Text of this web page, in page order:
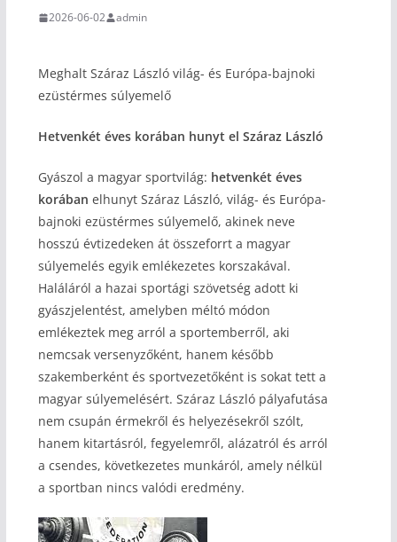
2026-06-02 admin
Meghalt Száraz László világ- és Európa-bajnoki
ezüstérmes súlyemelő
Hetvenkét éves korában hunyt el Száraz László
Gyászol a magyar sportvilág: hetvenkét éves
korában elhunyt Száraz László, világ- és Európa-
bajnoki ezüstérmes súlyemelő, akinek neve
hosszú évtizedeken át összeforrt a magyar
súlyemelés egyik emlékezetes korszakával.
Haláláról a hazai sportági szövetség adott ki
gyászjelentést, amelyben méltó módon
emlékeztek meg arról a sportemberről, aki
nemcsak versenyzőként, hanem később
szakemberként és sportvezetőként is sokat tett a
magyar súlyemelésért. Száraz László pályafutása
nem csupán érmekről és helyezésekről szólt,
hanem kitartásról, fegyelemről, alázatról és arról
a csendes, következetes munkáról, amely nélkül
a sportban nincs valódi eredmény.